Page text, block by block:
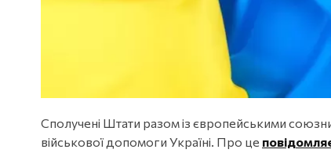
Сполучені Штати разом із європейськими
військової допомоги Україні. Про це